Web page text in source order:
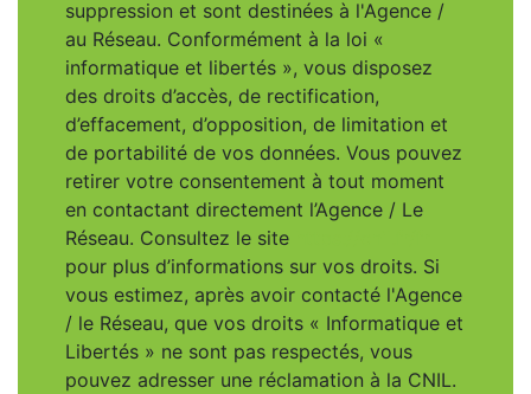
suppression et sont destinées à l'Agence /
au Réseau. Conformément à la loi «
informatique et libertés », vous disposez
des droits d’accès, de rectification,
d’effacement, d’opposition, de limitation et
de portabilité de vos données. Vous pouvez
retirer votre consentement à tout moment
en contactant directement l’Agence / Le
Réseau. Consultez le site
pour plus d’informations sur vos droits. Si
vous estimez, après avoir contacté l'Agence
/ le Réseau, que vos droits « Informatique et
Libertés » ne sont pas respectés, vous
pouvez adresser une réclamation à la CNIL.